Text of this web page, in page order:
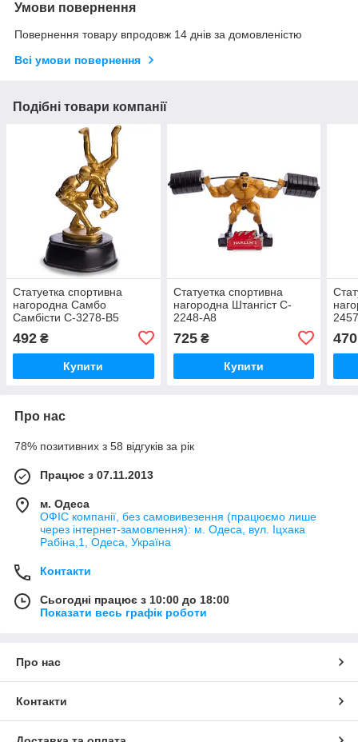
Умови повернення
Повернення товару впродовж 14 днів за домовленістю
Всі умови повернення
Подібні товари компанії
Статуетка спортивна
нагородна Самбо
Самбісти C-3278-B5
492 ₴
Купити
Статуетка спортивна
нагородна Штангіст C-
2248-A8
725₴
Купити
470
Про нас
78% позитивних з 58 відгуків за рік
Працює з 07.11.2013
м. Одеса
ОФІС компанії, без самовивезення (працюємо лише
через інтернет-замовлення): м. Одеса, вул. Іцхака
Рабіна,1, Одеса, Україна
Контакти
Сьогодні працює з 10:00 до 18:00
Показати весь графік роботи
Про нас
Контакти